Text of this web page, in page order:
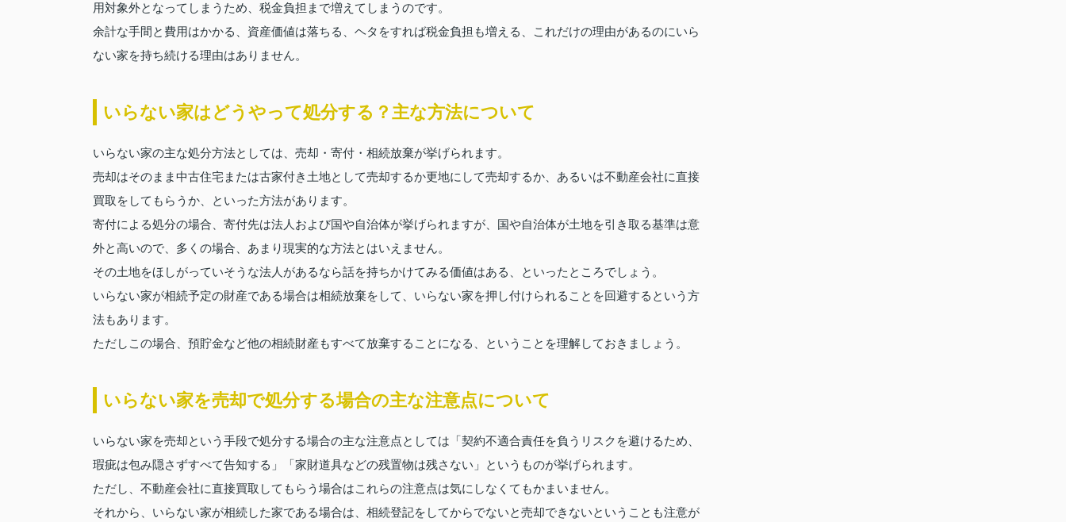
用対象外となってしまうため、税金負担まで増えてしまうのです。
余計な手間と費用はかかる、資産価値は落ちる、ヘタをすれば税金負担も増える、これだけの理由があるのにいら
ない家を持ち続ける理由はありません。
いらない家はどうやって処分する？主な方法について
いらない家の主な処分方法としては、売却・寄付・相続放棄が挙げられます。
売却はそのまま中古住宅または古家付き土地として売却するか更地にして売却するか、あるいは不動産会社に直接
買取をしてもらうか、といった方法があります。
寄付による処分の場合、寄付先は法人および国や自治体が挙げられますが、国や自治体が土地を引き取る基準は意
外と高いので、多くの場合、あまり現実的な方法とはいえません。
その土地をほしがっていそうな法人があるなら話を持ちかけてみる価値はある、といったところでしょう。
いらない家が相続予定の財産である場合は相続放棄をして、いらない家を押し付けられることを回避するという方
法もあります。
ただしこの場合、預貯金など他の相続財産もすべて放棄することになる、ということを理解しておきましょう。
いらない家を売却で処分する場合の主な注意点について
いらない家を売却という手段で処分する場合の主な注意点としては「契約不適合責任を負うリスクを避けるため、
瑕疵は包み隠さずすべて告知する」「家財道具などの残置物は残さない」というものが挙げられます。
ただし、不動産会社に直接買取してもらう場合はこれらの注意点は気にしなくてもかまいません。
それから、いらない家が相続した家である場合は、相続登記をしてからでないと売却できないということも注意が